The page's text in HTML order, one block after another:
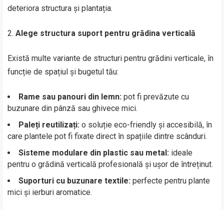
deteriora structura și plantația.
Alege structura suport pentru grădina verticală
Există multe variante de structuri pentru grădini verticale, în
funcție de spațiul și bugetul tău:
Rame sau panouri din lemn: pot fi prevăzute cu
buzunare din pânză sau ghivece mici.
Paleți reutilizați: o soluție eco-friendly și accesibilă, în
care plantele pot fi fixate direct în spațiile dintre scânduri.
Sisteme modulare din plastic sau metal: ideale
pentru o grădină verticală profesională și ușor de întreținut.
Suporturi cu buzunare textile: perfecte pentru plante
mici și ierburi aromatice.